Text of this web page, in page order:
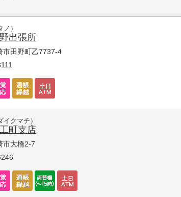
ノ）
出張所
市田野町乙7737-4
イクマチ）
町支店
市大橋2-7